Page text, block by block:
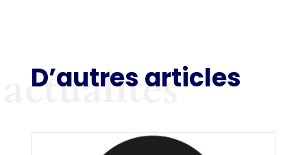
D’autres articles
actualités